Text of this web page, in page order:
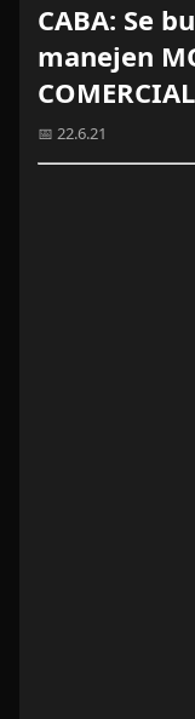
CABA: Se
manejen
COMERCIAL
📅 22.6.21